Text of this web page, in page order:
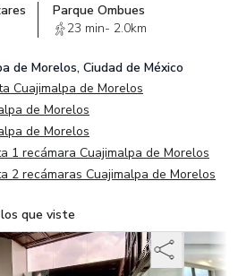
Parque Ombues
23 min- 2.0km
de Morelos, Ciudad de México
Cuajimalpa de Morelos
de Morelos
de Morelos
1 recámara Cuajimalpa de Morelos
2 recámaras Cuajimalpa de Morelos
que viste